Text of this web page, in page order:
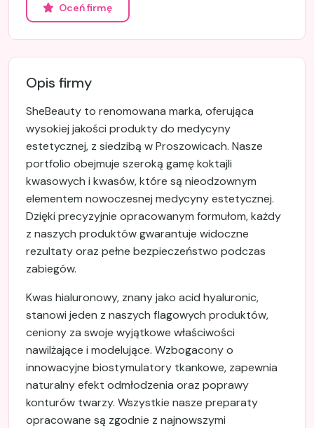
Oceń firmę
Opis firmy
SheBeauty to renomowana marka, oferująca
wysokiej jakości produkty do medycyny
estetycznej, z siedzibą w Proszowicach. Nasze
portfolio obejmuje szeroką gamę koktajli
kwasowych i kwasów, które są nieodzownym
elementem nowoczesnej medycyny estetycznej.
Dzięki precyzyjnie opracowanym formułom, każdy
z naszych produktów gwarantuje widoczne
rezultaty oraz pełne bezpieczeństwo podczas
zabiegów.
Kwas hialuronowy, znany jako acid hyaluronic,
stanowi jeden z naszych flagowych produktów,
ceniony za swoje wyjątkowe właściwości
nawilżające i modelujące. Wzbogacony o
innowacyjne biostymulatory tkankowe, zapewnia
naturalny efekt odmłodzenia oraz poprawy
konturów twarzy. Wszystkie nasze preparaty
opracowane są zgodnie z najnowszymi